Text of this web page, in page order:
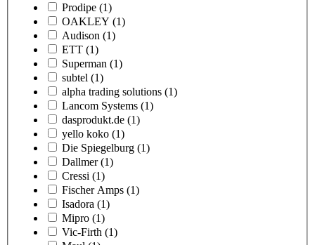
Prodipe (1)
OAKLEY (1)
Audison (1)
ETT (1)
Superman (1)
subtel (1)
alpha trading solutions (1)
Lancom Systems (1)
dasprodukt.de (1)
yello koko (1)
Die Spiegelburg (1)
Dallmer (1)
Cressi (1)
Fischer Amps (1)
Isadora (1)
Mipro (1)
Vic-Firth (1)